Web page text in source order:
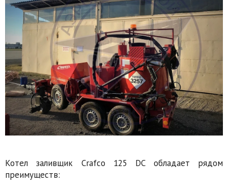
Котел заливщик Crafco 125 DC обладает рядом
преимуществ: